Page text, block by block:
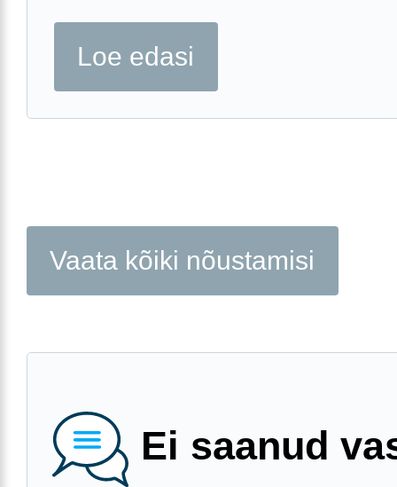
Loe edasi
Vaata kõiki nõustamisi
Ei saanud